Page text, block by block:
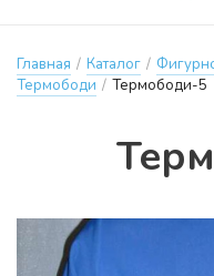
Главная / Каталог /
Термободи / Термободи-5